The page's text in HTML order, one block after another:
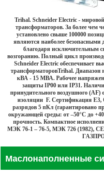
Trihal. Schneider Electric -
трансформаторов. За более чем
установлено свыше 100000
являются наиболее безопасными
благодаря исключительным
возгоранию. Полный цикл
Schneider Electric обеспечивает
трансформаторовTrihal.
кВА - 15 МВА. Рабочее
защиты IP00 или IP31.
принудительного воздушного
изоляции F. Сертификация E3,
разрядов 5 пКл (гарантировано
окружающей среды: от –50°C до
прочность. Компактное
МЭК 76-1 – 76-5, МЭК 726 (1982),
Маслонаполненные